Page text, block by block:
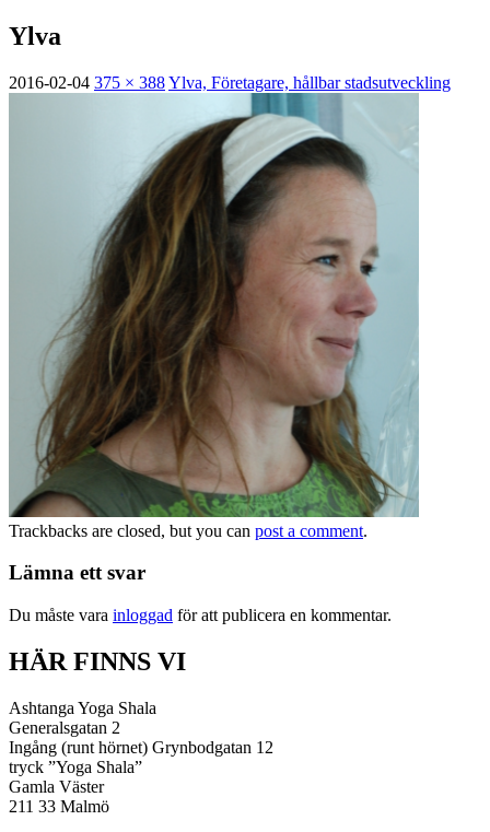
Ylva
2016-02-04 375 × 388Ylva, Företagare, hållbar stadsutveckling
Trackbacks are closed, but you can post a comment.
Lämna ett svar
Du måste vara inloggad för att publicera en kommentar.
HÄR FINNS VI
Ashtanga Yoga Shala
Generalsgatan 2
Ingång (runt hörnet) Grynbodgatan 12
tryck ”Yoga Shala”
Gamla Väster
211 33 Malmö